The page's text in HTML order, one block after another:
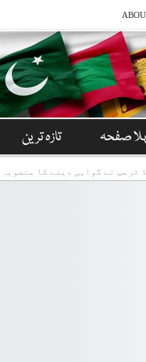
صفحہ تازہ ترین
ٹرمپ نے گواہی دینے کا منصوبہ